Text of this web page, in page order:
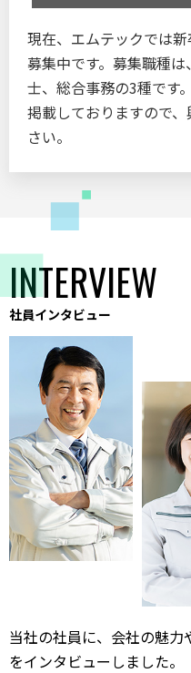
現在、エムテックでは
募集中です。募集職種
士、総合事務の3種です
掲載しておりますので
さい。
INTERVIEW
社員インタビュー
当社の社員に、会社の魅
をインタビューしました。